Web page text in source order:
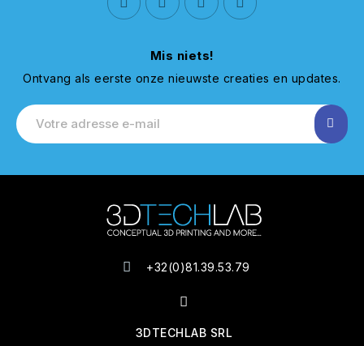
Mis niets!
Ontvang als eerste onze nieuwste creaties en updates.
+32(0)81.39.53.79
3DTECHLAB SRL